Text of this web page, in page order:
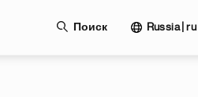
Поиск Russia | ru